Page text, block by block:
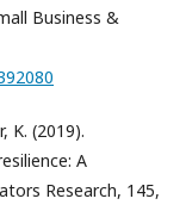
Business &
K. (2019).
A
Research, 145,